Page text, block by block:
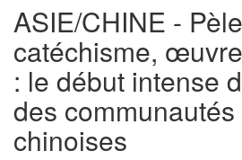
ASIE/CHINE -
catéchisme,
: le début intense
des
chinoises